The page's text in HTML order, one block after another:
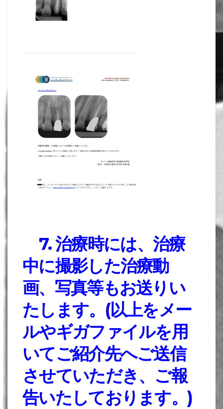
7. 治療時には、治療
中に撮影した治療動
画、写真等もお送りい
たします。(以上をメー
ルやギガファイルを用
いてご紹介先へご送信
させていただき、ご報
告いたしております。)